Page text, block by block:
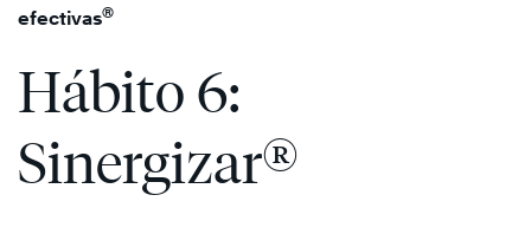
efectivas®
Hábito 6:
Sinergizar®